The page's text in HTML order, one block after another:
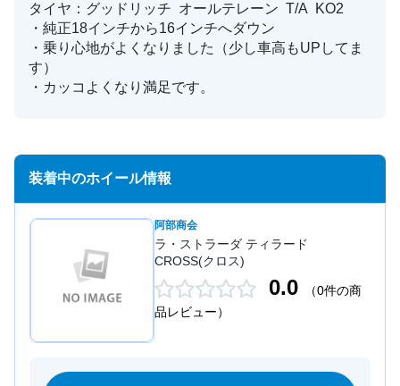
タイヤ：グッドリッチ オールテレーン T/A KO2
・純正18インチから16インチへダウン
・乗り心地がよくなりました（少し車高もUPしてま
す）
・カッコよくなり満足です。
装着中のホイール情報
阿部商会
ラ・ストラーダ ティラード
CROSS(クロス)
0.0
（0件の商
品レビュー）